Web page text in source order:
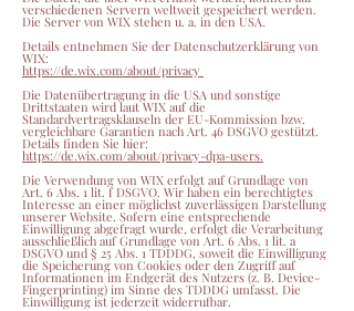
verschiedenen Servern weltweit gespeichert werden.
Die Server von WIX stehen u. a. in den USA.
Details entnehmen Sie der Datenschutzerklärung von
WIX:
https://de.wix.com/about/privacy
Die Datenübertragung in die USA und sonstige
Drittstaaten wird laut WIX auf die
Standardvertragsklauseln der EU-Kommission bzw.
vergleichbare Garantien nach Art. 46 DSGVO gestützt.
Details finden Sie hier:
https://de.wix.com/about/privacy-dpa-users.
Die Verwendung von WIX erfolgt auf Grundlage von
Art. 6 Abs. 1 lit. f DSGVO. Wir haben ein berechtigtes
Interesse an einer möglichst zuverlässigen Darstellung
unserer Website. Sofern eine entsprechende
Einwilligung abgefragt wurde, erfolgt die Verarbeitung
ausschließlich auf Grundlage von Art. 6 Abs. 1 lit. a
DSGVO und § 25 Abs. 1 TDDDG, soweit die Einwilligung
die Speicherung von Cookies oder den Zugriff auf
Informationen im Endgerät des Nutzers (z. B. Device-
Fingerprinting) im Sinne des TDDDG umfasst. Die
Einwilligung ist jederzeit widerrufbar.